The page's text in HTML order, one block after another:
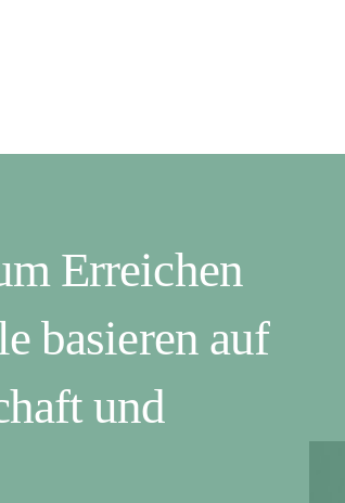
Erreichen
basieren auf
und